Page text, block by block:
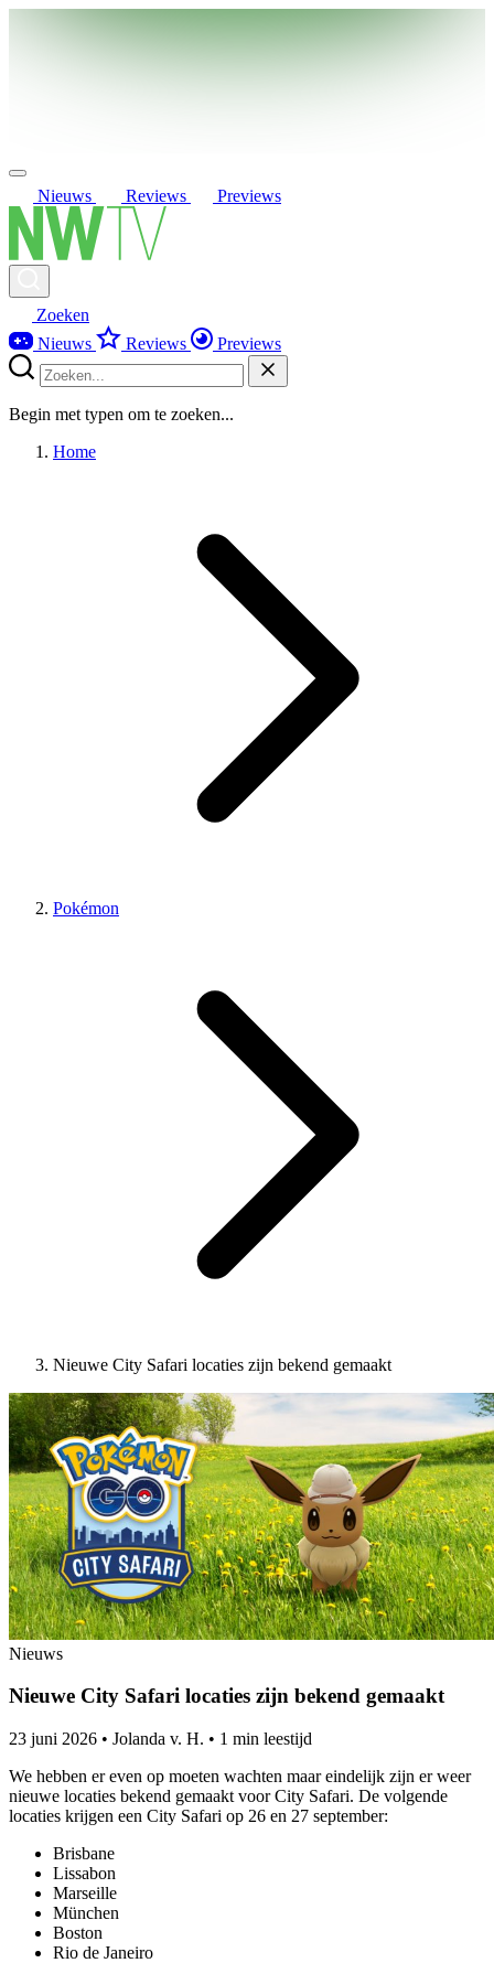
Nieuws Reviews Previews
Zoeken
Nieuws
Reviews Previews
Begin met typen om te zoeken...
Home
Pokémon
Nieuwe City Safari locaties zijn bekend gemaakt
Nieuws
Nieuwe City Safari locaties zijn bekend gemaakt
23 juni 2026 • Jolanda v. H. • 1 min leestijd
We hebben er even op moeten wachten maar eindelijk zijn er weer
nieuwe locaties bekend gemaakt voor City Safari. De volgende
locaties krijgen een City Safari op 26 en 27 september:
Brisbane
Lissabon
Marseille
München
Boston
Rio de Janeiro